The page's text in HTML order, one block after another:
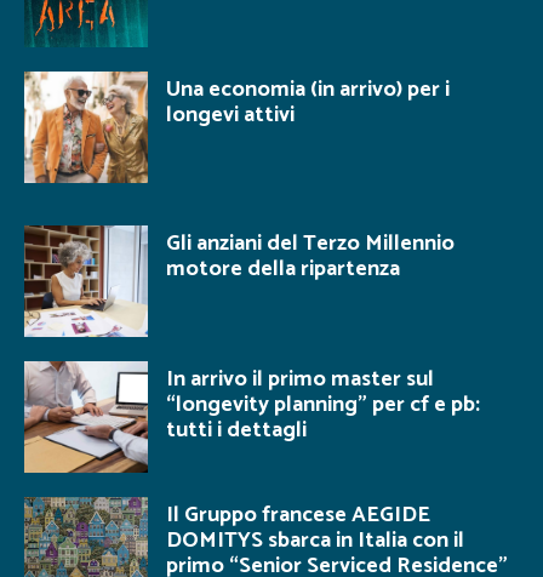
Una economia (in arrivo) per i
longevi attivi
Gli anziani del Terzo Millennio
motore della ripartenza
In arrivo il primo master sul
“longevity planning” per cf e pb:
tutti i dettagli
Il Gruppo francese AEGIDE
DOMITYS sbarca in Italia con il
primo “Senior Serviced Residence”